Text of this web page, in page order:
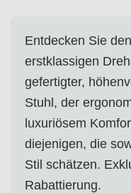
Entdecken Sie
erstklassigen
gefertigter,
Stuhl, der
luxuriösem
diejenigen, die
Stil schätzen.
Rabattierung.